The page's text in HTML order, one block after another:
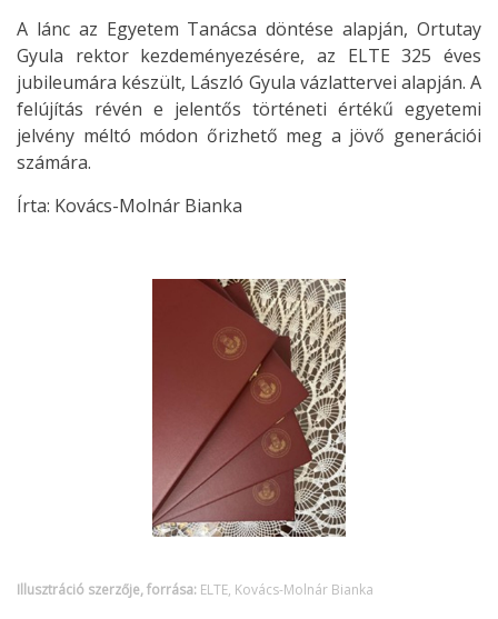
A lánc az Egyetem Tanácsa döntése alapján, Ortutay
Gyula rektor kezdeményezésére, az ELTE 325 éves
jubileumára készült, László Gyula vázlattervei alapján. A
felújítás révén e jelentős történeti értékű egyetemi
jelvény méltó módon őrizhető meg a jövő generációi
számára.
Írta: Kovács-Molnár Bianka
Illusztráció szerzője, forrása: ELTE, Kovács-Molnár Bianka